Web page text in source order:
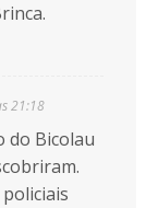
21:18
do Bicolau